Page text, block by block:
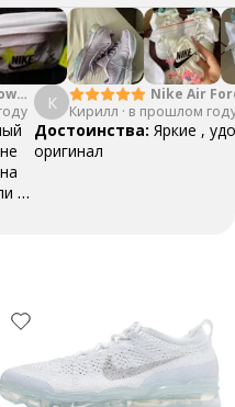
за
К
Nike Air
Yellow
Кирилл · в прошлом
Достоинства: Яркие ,
оригинал